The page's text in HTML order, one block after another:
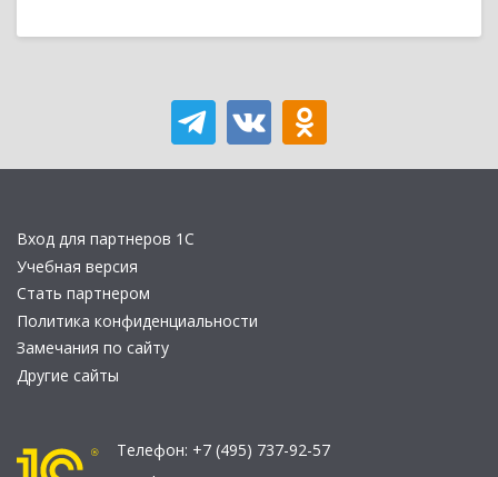
Вход для партнеров 1С
Учебная версия
Стать партнером
Политика конфиденциальности
Замечания по сайту
Другие сайты
Телефон: +7 (495) 737-92-57